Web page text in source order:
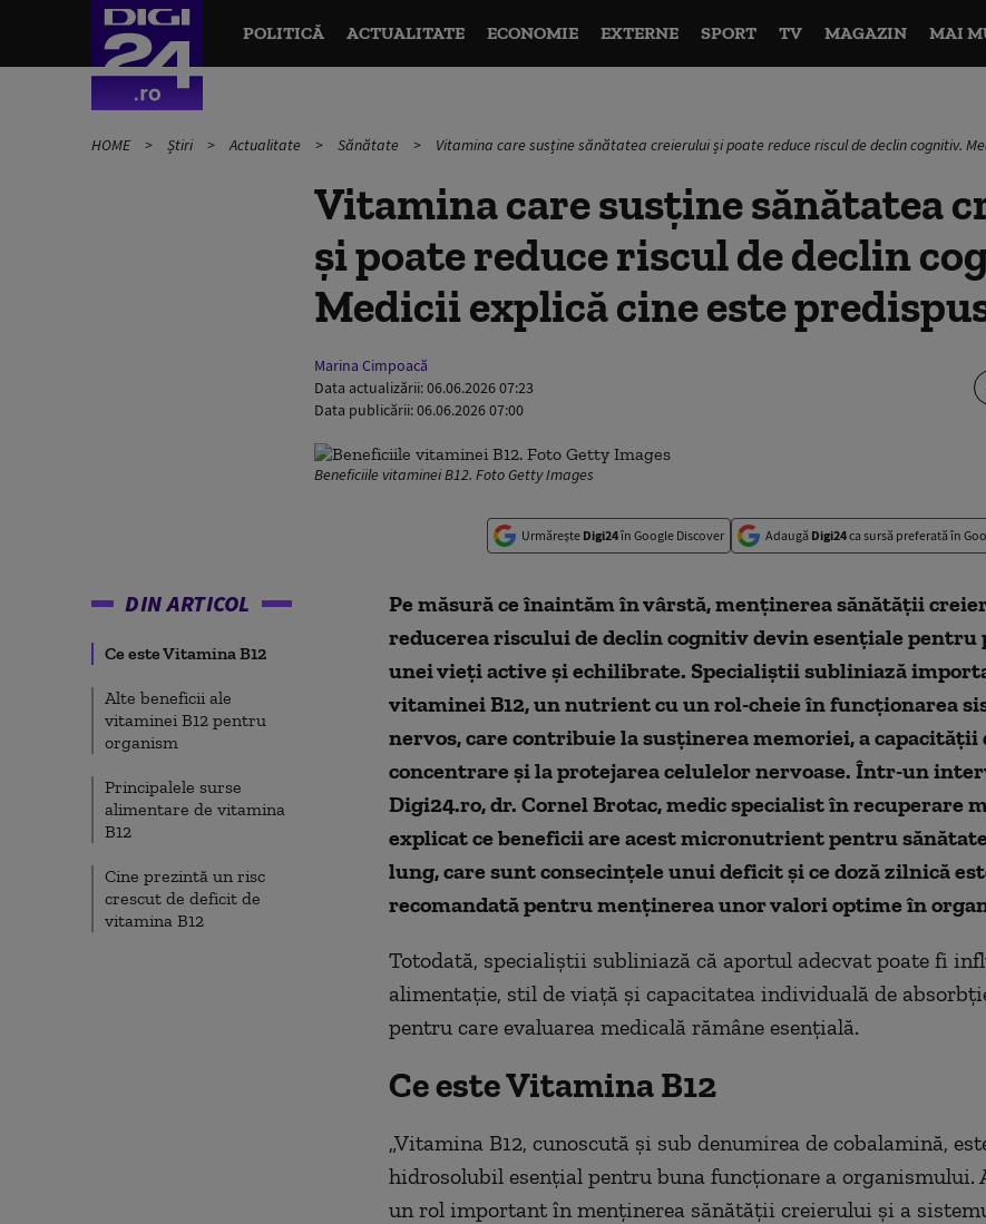
POLITICĂ ACTUALITATE ECONOMIE EXTERNE SPORT TV MAGAZIN MAI
HOME Știri Actualitate Sănătate Vitamina care susține sănătatea creierului și poate reduce riscul de declin cognitiv.
Vitamina care susține sănătatea
și poate reduce riscul de declin
Medicii explică cine este
Marina Cimpoacă
Data actualizării:06.06.2026 07:23
Data publicării:06.06.2026 07:00
Beneficiile vitaminei B12. Foto Getty Images
Urmărește Digi24în Google Discover Adaugă Digi24ca sursă preferată în
DIN ARTICOL
Ce este Vitamina B12
Alte beneficii ale
vitaminei B12 pentru
organism
Principalele surse
alimentare de vitamina
B12
Cine prezintă un risc
crescut de deficit de
vitamina B12
Pe măsură ce înaintăm în vârstă, menținerea sănătății
reducerea riscului de declin cognitiv devin esențiale pentru
unei vieți active și echilibrate. Specialiștii subliniază
vitaminei B12, un nutrient cu un rol-cheie în funcționarea
nervos, care contribuie la susținerea memoriei, a capacității
concentrare și la protejarea celulelor nervoase. Într-un
Digi24.ro, dr. Cornel Brotac, medic specialist în recuperare
explicat ce beneficii are acest micronutrient pentru
lung, care sunt consecințele unui deficit și ce doză zilnică
recomandată pentru menținerea unor valori optime în
Totodată, specialiștii subliniază că aportul adecvat poate fi
alimentație, stil de viață și capacitatea individuală de
pentru care evaluarea medicală rămâne esențială.
Ce este Vitamina B12
„Vitamina B12, cunoscută și sub denumirea de cobalamină,
hidrosolubil esențial pentru buna funcționare a organismului.
un rol important în menținerea sănătății creierului și a